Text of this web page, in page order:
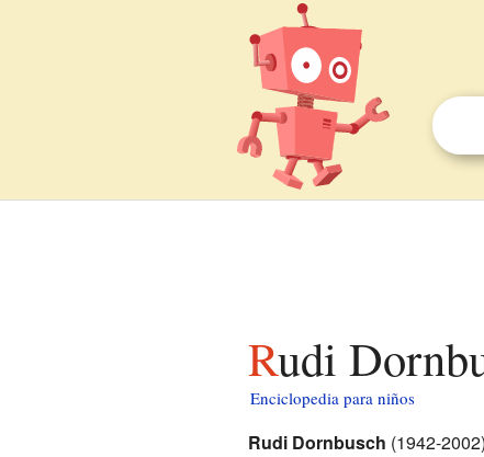
Rudi
Enciclopedia para niños
Rudi Dornbusch (1942-